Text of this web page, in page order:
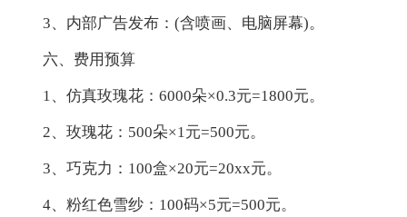
3、内部广告发布：(含喷画、电脑屏幕)。
六、费用预算
1、仿真玫瑰花：6000朵×0.3元=1800元。
2、玫瑰花：500朵×1元=500元。
3、巧克力：100盒×20元=20xx元。
4、粉红色雪纱：100码×5元=500元。